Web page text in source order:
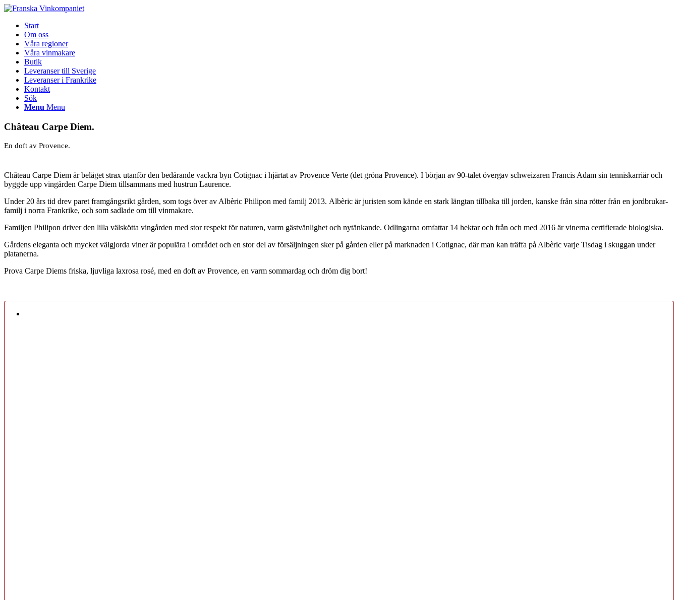
Start
Om oss
Våra regioner
Våra vinmakare
Butik
Leveranser till Sverige
Leveranser i Frankrike
Kontakt
Sök
Menu Menu
Château Carpe Diem.
En doft av Provence.
Château Carpe Diem är beläget strax utanför den bedårande vackra byn Cotignac i hjärtat av Provence Verte (det gröna Provence). I början av 90-talet övergav schweizaren Francis Adam sin tenniskarriär och
byggde upp vingården Carpe Diem tillsammans med hustrun Laurence.
Under 20 års tid drev paret framgångsrikt gården, som togs över av Albèric Philipon med familj 2013. Albèric är juristen som kände en stark längtan tillbaka till jorden, kanske från sina rötter från en jordbrukar-
familj i norra Frankrike, och som sadlade om till vinmakare.
Familjen Philipon driver den lilla välskötta vingården med stor respekt för naturen, varm gästvänlighet och nytänkande. Odlingarna omfattar 14 hektar och från och med 2016 är vinerna certifierade biologiska.
Gårdens eleganta och mycket välgjorda viner är populära i området och en stor del av försäljningen sker på gården eller på marknaden i Cotignac, där man kan träffa på Albèric varje Tisdag i skuggan under
platanerna.
Prova Carpe Diems friska, ljuvliga laxrosa rosé, med en doft av Provence, en varm sommardag och dröm dig bort!